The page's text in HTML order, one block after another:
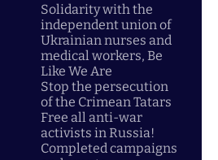
Solidarity with the
independent union of
Ukrainian nurses and
medical workers, Be
Like We Are
Stop the persecution
of the Crimean Tatars
Free all anti-war
activists in Russia!
Completed campaigns